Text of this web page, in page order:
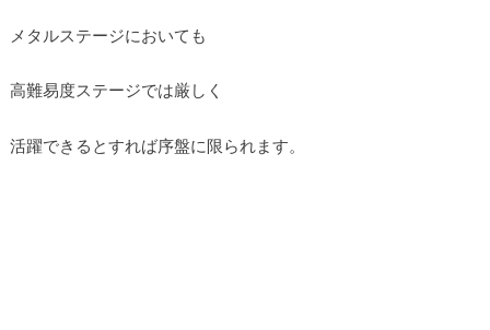
メタルステージにおいても
高難易度ステージでは厳しく
活躍できるとすれば序盤に限られます。